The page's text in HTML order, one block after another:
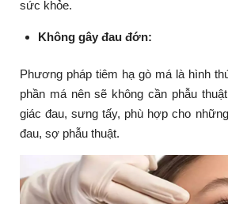
sức khỏe.
Không gây đau đớn:
Phương pháp tiêm hạ gò má là hình
phần má nên sẽ không cần phẫu
giác đau, sưng tấy, phù hợp cho
đau, sợ phẫu thuật.